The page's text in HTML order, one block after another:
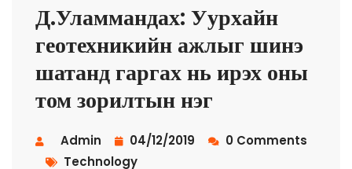
Д.Уламмандах: Уурхайн
геотехникийн ажлыг шинэ
шатанд гаргах нь ирэх оны
том зорилтын нэг
Admin 04/12/2019
0 Comments
Technology